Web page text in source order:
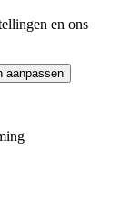
en ons
aanpassen